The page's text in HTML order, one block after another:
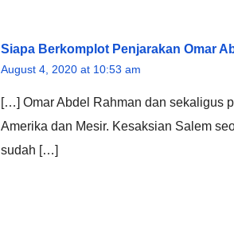
Siapa Berkomplot Penjarakan Omar
August 4, 2020 at 10:53 am
[…] Omar Abdel Rahman dan sekaligus
Amerika dan Mesir. Kesaksian Salem
sudah […]